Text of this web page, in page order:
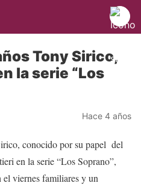
Tony Sirico,
la serie “Los
Hace 4 años
conocido por su papel del
en la serie “Los Soprano”,
viernes familiares y un